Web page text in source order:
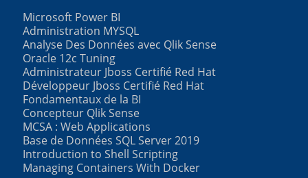
Microsoft Power BI
Administration MYSQL
Analyse Des Données avec Qlik Sense
Oracle 12c Tuning
Administrateur Jboss Certifié Red Hat
Développeur Jboss Certifié Red Hat
Fondamentaux de la BI
Concepteur Qlik Sense
MCSA : Web Applications
Base de Données SQL Server 2019
Introduction to Shell Scripting
Managing Containers With Docker